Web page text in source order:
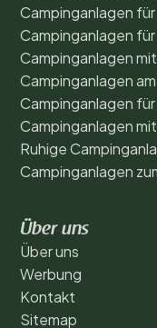
Campinganlagen
Campinganlagen
Campinganlagen
Campinganlagen
Campinganlagen für
Campinganlagen
Ruhige
Campinganlagen
Über uns
Über uns
Werbung
Kontakt
Sitemap